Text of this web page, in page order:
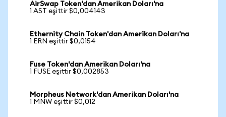
AirSwap Token'dan Amerikan Doları'na
1 AST eşittir $0,004143
Ethernity Chain Token'dan Amerikan Doları'na
1 ERN eşittir $0,0154
Fuse Token'dan Amerikan Doları'na
1 FUSE eşittir $0,002853
Morpheus Network'dan Amerikan Doları'na
1 MNW eşittir $0,012